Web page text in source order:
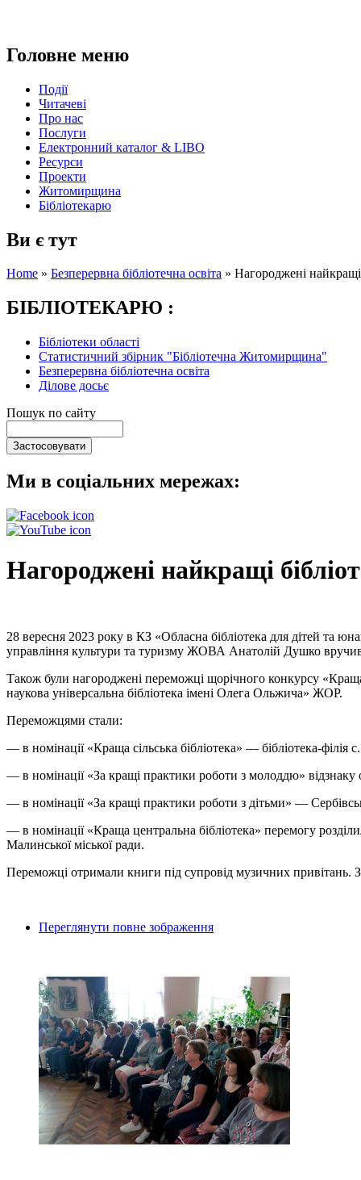
Головне меню
Події
Читачеві
Про нас
Послуги
Електронний каталог & LIBO
Ресурси
Проекти
Житомирщина
Бібліотекарю
Ви є тут
Home » Безперервна бібліотечна освіта » Нагороджені найкращі
БІБЛІОТЕКАРЮ :
Бібліотеки області
Статистичний збірник "Бібліотечна Житомирщина"
Безперервна бібліотечна освіта
Ділове досьє
Пошук по сайту
Ми в соціальних мережах:
Нагороджені найкращі
28 вересня 2023 року в КЗ «Обласна бібліотека для дітей та
управління культури та туризму ЖОВА Анатолій Душко вручив
Також були нагороджені переможці щорічного конкурсу
наукова універсальна бібліотека імені Олега Ольжича» ЖОР.
Переможцями стали:
— в номінації «Краща сільська бібліотека» — бібліотека-філія
— в номінації «За кращі практики роботи з молоддю» відзнаку
— в номінації «За кращі практики роботи з дітьми» —
— в номінації «Краща центральна бібліотека» перемогу
Малинської міської ради.
Переможці отримали книги під супровід музичних привітань.
Переглянути повне зображення